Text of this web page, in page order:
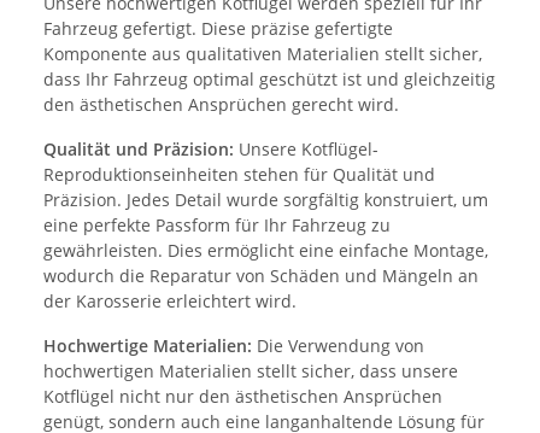
Fahrzeug gefertigt. Diese präzise gefertigte
Komponente aus qualitativen Materialien stellt sicher,
dass Ihr Fahrzeug optimal geschützt ist und gleichzeitig
den ästhetischen Ansprüchen gerecht wird.
Qualität und Präzision: Unsere Kotflügel-
Reproduktionseinheiten stehen für Qualität und
Präzision. Jedes Detail wurde sorgfältig konstruiert, um
eine perfekte Passform für Ihr Fahrzeug zu
gewährleisten. Dies ermöglicht eine einfache Montage,
wodurch die Reparatur von Schäden und Mängeln an
der Karosserie erleichtert wird.
Hochwertige Materialien: Die Verwendung von
hochwertigen Materialien stellt sicher, dass unsere
Kotflügel nicht nur den ästhetischen Ansprüchen
genügt, sondern auch eine langanhaltende Lösung für